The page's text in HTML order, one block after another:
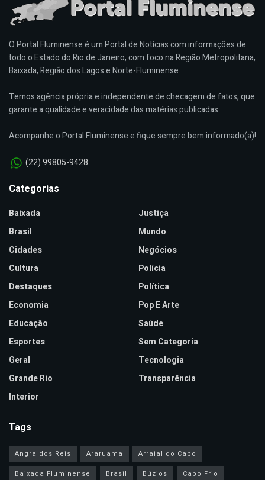
O Portal Fluminense é um Portal de Notícias com informações de
todo o Estado do Rio de Janeiro, com foco na Região Metropolitana,
Baixada, Região dos Lagos e Norte-Fluminense.
Temos agência própria e independente de checagem de fatos, que
garante a qualidade e veracidade das matérias publicadas.
Acompanhe o Portal Fluminense e fique sempre bem informado(a)!
(22) 99805-9428
Categorias
Baixada
Brasil
Cidades
Cultura
Destaques
Economia
Educação
Esportes
Geral
Grande Rio
Interior
Justiça
Mundo
Negócios
Polícia
Política
Pop E Arte
Saúde
Sem Categoria
Tecnologia
Transparência
Tags
Angra dos Reis Araruama
Arraial do Cabo
Baixada Fluminense
Brasil Búzios
Cabo Frio